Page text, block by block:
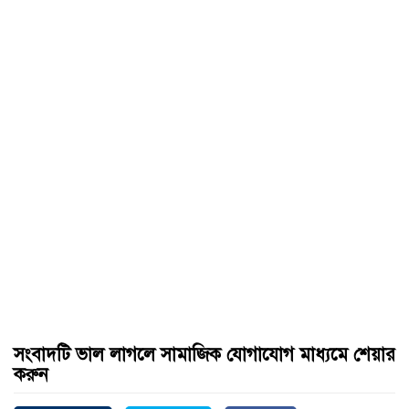
সংবাদটি ভাল লাগলে সামাজিক যোগাযোগ মাধ্যমে শেয়ার
করুন